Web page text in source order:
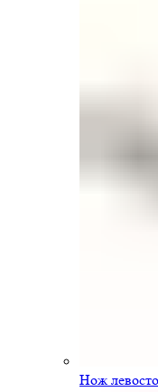
Нож